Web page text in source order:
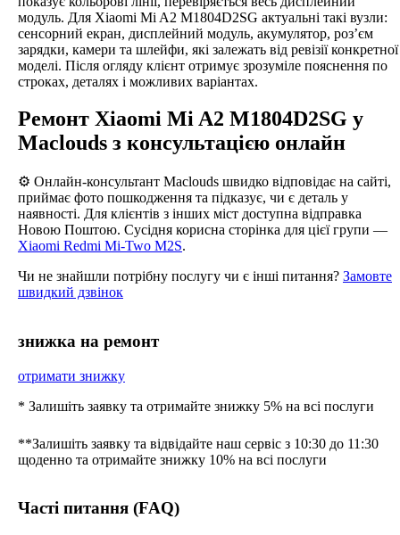
модуль. Для Xiaomi Mi A2 M1804D2SG актуальні такі вузли:
сенсорний екран, дисплейний модуль, акумулятор, роз’єм
зарядки, камери та шлейфи, які залежать від ревізії конкретної
моделі. Після огляду клієнт отримує зрозуміле пояснення по
строках, деталях і можливих варіантах.
Ремонт Xiaomi Mi A2 M1804D2SG у
Maclouds з консультацією онлайн
⚙️ Онлайн-консультант Maclouds швидко відповідає на сайті,
приймає фото пошкодження та підказує, чи є деталь у
наявності. Для клієнтів з інших міст доступна відправка
Новою Поштою. Сусідня корисна сторінка для цієї групи —
Xiaomi Redmi Mi-Two M2S.
Чи не знайшли потрібну послугу чи є інші питання? Замовте
швидкий дзвінок
знижка на ремонт
отримати знижку
* Залишіть заявку та отримайте знижку 5% на всі послуги
**Залишіть заявку та відвідайте наш сервіс з 10:30 до 11:30
щоденно та отримайте знижку 10% на всі послуги
Часті питання (FAQ)